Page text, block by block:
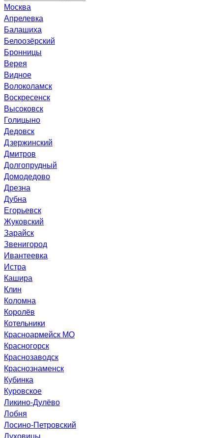
Москва
Апрелевка
Балашиха
Белоозёрский
Бронницы
Верея
Видное
Волоколамск
Воскресенск
Высоковск
Голицыно
Дедовск
Дзержинский
Дмитров
Долгопрудный
Домодедово
Дрезна
Дубна
Егорьевск
Жуковский
Зарайск
Звенигород
Ивантеевка
Истра
Кашира
Клин
Коломна
Королёв
Котельники
Красноармейск МО
Красногорск
Краснозаводск
Краснознаменск
Кубинка
Куровское
Ликино-Дулёво
Лобня
Лосино-Петровский
Луховицы